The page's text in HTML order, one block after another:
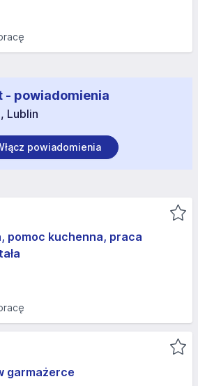
- powiadomienia
Lublin
powiadomienia
pomoc kuchenna, praca
garmażerce